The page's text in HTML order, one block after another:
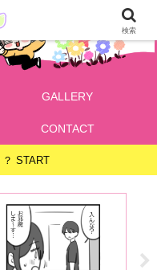
GALLERY
CONTACT
START
検索